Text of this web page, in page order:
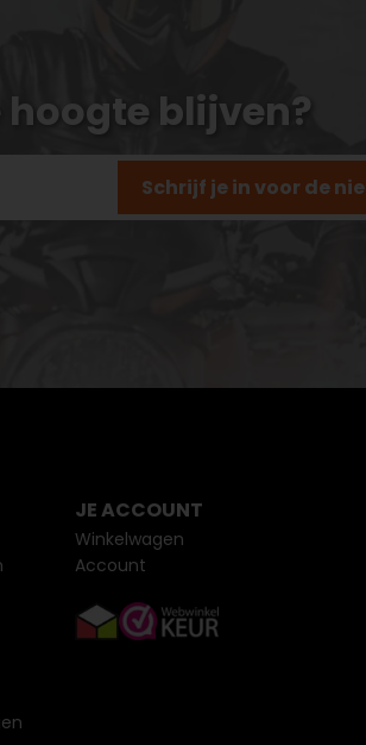
hoogte blijven?
Schrijf je in voor de
JE ACCOUNT
Winkelwagen
Account